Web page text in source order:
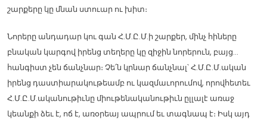
շարքերը կը մնան ստուար ու խիտ։
Նորերը անդադար կու գան Հ.Մ.Ը.Մ.ի շարքեր, մինչ հիները
բնական կարգով իրենց տեղերը կը զիջին նորերուն, բայց…
հանգիստ չեն ճանչնար։ Չե՛ն կրնար ճանչնալ՝ Հ.Մ.Ը.Մ.ական
իրենց դաստիարակութեամբ ու կազմաւորումով, որովհետեւ
Հ.Մ.Ը.Մ.ականութիւնը միութենականութիւն ըլլալէ առաջ
կեանքի ձեւ է, ոճ է, առօրեայ ապրում եւ տագնապ է։ Իսկ այդ